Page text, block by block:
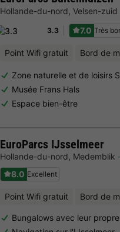
Hollande-du-nord, Velsen-zuid
3.3 7.0 Très
Point Wifi gratuit Bord de
Zone naturelle et de loisirs
Musée Frans Hals
Espace bien-être
EuroParcs IJsselmeer
Hollande-du-nord, Medemblik
8.0 Excellent
Point Wifi gratuit Bord de
Bungalows avec leur